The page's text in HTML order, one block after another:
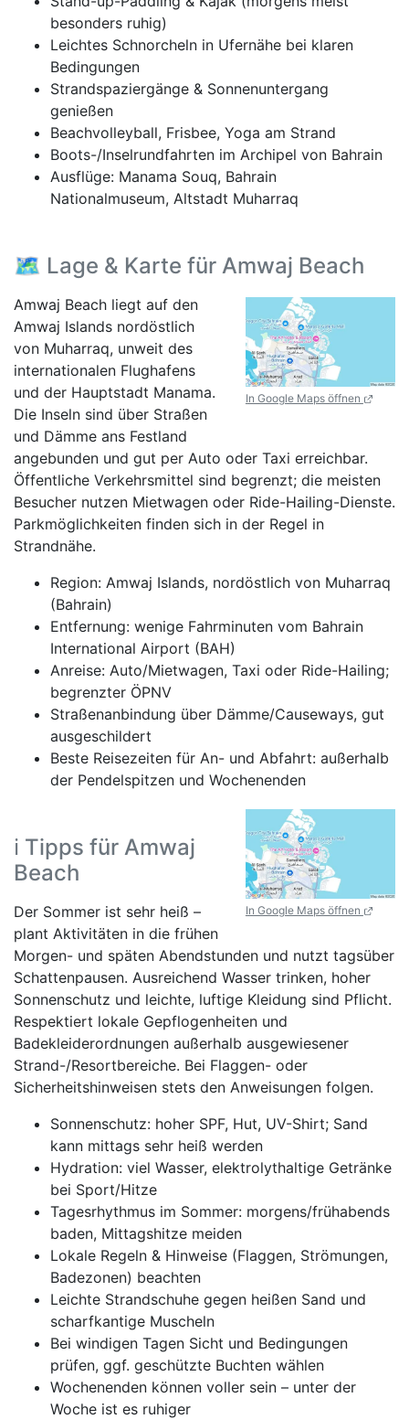
besonders ruhig)
Leichtes Schnorcheln in Ufernähe bei klaren
Bedingungen
Strandspaziergänge & Sonnenuntergang
genießen
Beachvolleyball, Frisbee, Yoga am Strand
Boots-/Inselrundfahrten im Archipel von Bahrain
Ausflüge: Manama Souq, Bahrain
Nationalmuseum, Altstadt Muharraq
🗺️ Lage & Karte für Amwaj Beach
In Google Maps öffnen
Amwaj Beach liegt auf den
Amwaj Islands nordöstlich
von Muharraq, unweit des
internationalen Flughafens
und der Hauptstadt Manama.
Die Inseln sind über Straßen
und Dämme ans Festland
angebunden und gut per Auto oder Taxi erreichbar.
Öffentliche Verkehrsmittel sind begrenzt; die meisten
Besucher nutzen Mietwagen oder Ride-Hailing-Dienste.
Parkmöglichkeiten finden sich in der Regel in
Strandnähe.
Region: Amwaj Islands, nordöstlich von Muharraq
(Bahrain)
Entfernung: wenige Fahrminuten vom Bahrain
International Airport (BAH)
Anreise: Auto/Mietwagen, Taxi oder Ride-Hailing;
begrenzter ÖPNV
Straßenanbindung über Dämme/Causeways, gut
ausgeschildert
Beste Reisezeiten für An- und Abfahrt: außerhalb
der Pendelspitzen und Wochenenden
In Google Maps öffnen
ℹ️ Tipps für Amwaj
Beach
Der Sommer ist sehr heiß –
plant Aktivitäten in die frühen
Morgen- und späten Abendstunden und nutzt tagsüber
Schattenpausen. Ausreichend Wasser trinken, hoher
Sonnenschutz und leichte, luftige Kleidung sind Pflicht.
Respektiert lokale Gepflogenheiten und
Badekleiderordnungen außerhalb ausgewiesener
Strand-/Resortbereiche. Bei Flaggen- oder
Sicherheitshinweisen stets den Anweisungen folgen.
Sonnenschutz: hoher SPF, Hut, UV-Shirt; Sand
kann mittags sehr heiß werden
Hydration: viel Wasser, elektrolythaltige Getränke
bei Sport/Hitze
Tagesrhythmus im Sommer: morgens/frühabends
baden, Mittagshitze meiden
Lokale Regeln & Hinweise (Flaggen, Strömungen,
Badezonen) beachten
Leichte Strandschuhe gegen heißen Sand und
scharfkantige Muscheln
Bei windigen Tagen Sicht und Bedingungen
prüfen, ggf. geschützte Buchten wählen
Wochenenden können voller sein – unter der
Woche ist es ruhiger